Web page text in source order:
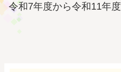
令和7年度から令和11年度